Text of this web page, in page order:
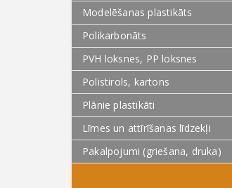
Modelēšanas plastikāts
Polikarbonāts
PVH loksnes, PP loksnes
Polistirols, kartons
Plānie plastikāti
Līmes un attīrīšanas līdzekļi
Pakalpojumi (griešana, druka)